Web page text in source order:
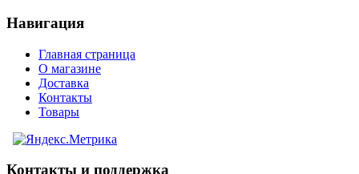
Навигация
Главная страница
О магазине
Доставка
Контакты
Товары
Контакты и поддержка